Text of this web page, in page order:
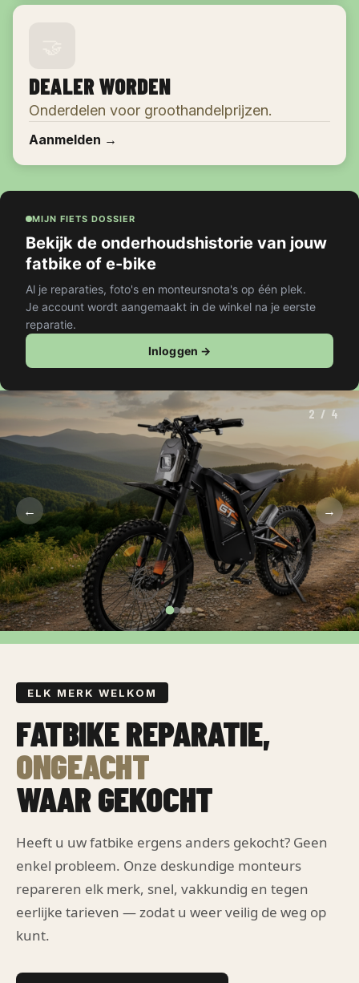
DEALER WORDEN
Onderdelen voor groothandelprijzen.
Aanmelden →
MIJN FIETS DOSSIER
Bekijk de onderhoudshistorie van jouw
fatbike of e-bike
Al je reparaties, foto's en monteursnota's op één plek.
Je account wordt aangemaakt in de winkel na je eerste
reparatie.
Inloggen →
GT OFFROAD
BEKIJK MODELLEN →
← →
2 / 4
ELK MERK WELKOM
FATBIKE REPARATIE,
ONGEACHT
WAAR GEKOCHT
Heeft u uw fatbike ergens anders gekocht? Geen
enkel probleem. Onze deskundige monteurs
repareren elk merk, snel, vakkundig en tegen
eerlijke tarieven — zodat u weer veilig de weg op
kunt.